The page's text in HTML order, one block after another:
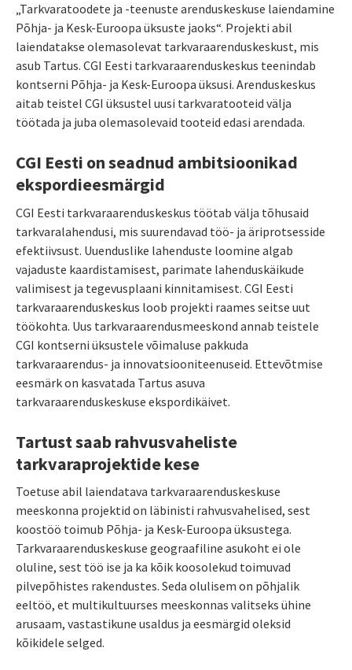
„Tarkvaratoodete ja -teenuste arenduskeskuse laiendamine
Põhja- ja Kesk-Euroopa üksuste jaoks“. Projekti abil
laiendatakse olemasolevat tarkvaraarenduskeskust, mis
asub Tartus. CGI Eesti tarkvaraarenduskeskus teenindab
kontserni Põhja- ja Kesk-Euroopa üksusi. Arenduskeskus
aitab teistel CGI üksustel uusi tarkvaratooteid välja
töötada ja juba olemasolevaid tooteid edasi arendada.
CGI Eesti on seadnud ambitsioonikad
ekspordieesmärgid
CGI Eesti tarkvaraarenduskeskus töötab välja tõhusaid
tarkvaralahendusi, mis suurendavad töö- ja äriprotsesside
efektiivsust. Uuenduslike lahenduste loomine algab
vajaduste kaardistamisest, parimate lahenduskäikude
valimisest ja tegevusplaani kinnitamisest. CGI Eesti
tarkvaraarenduskeskus loob projekti raames seitse uut
töökohta. Uus tarkvaraarendusmeeskond annab teistele
CGI kontserni üksustele võimaluse pakkuda
tarkvaraarendus- ja innovatsiooniteenuseid. Ettevõtmise
eesmärk on kasvatada Tartus asuva
tarkvaraarenduskeskuse ekspordikäivet.
Tartust saab rahvusvaheliste
tarkvaraprojektide kese
Toetuse abil laiendatava tarkvaraarenduskeskuse
meeskonna projektid on läbinisti rahvusvahelised, sest
koostöö toimub Põhja- ja Kesk-Euroopa üksustega.
Tarkvaraarenduskeskuse geograafiline asukoht ei ole
oluline, sest töö ise ja ka kõik koosolekud toimuvad
pilvepõhistes rakendustes. Seda olulisem on põhjalik
eeltöö, et multikultuurses meeskonnas valitseks ühine
arusaam, vastastikune usaldus ja eesmärgid oleksid
kõikidele selged.